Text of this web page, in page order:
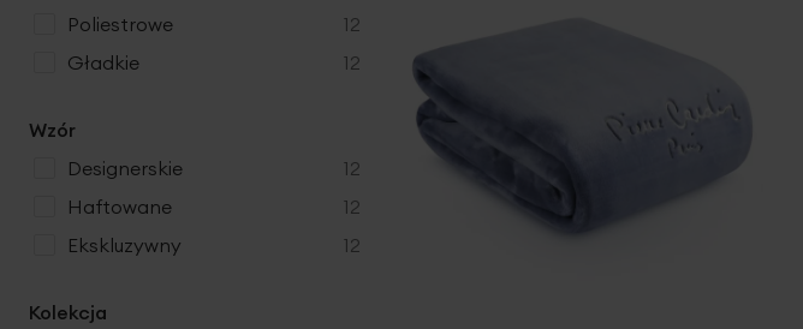
poliestrowe
12
produkty
gładkie
12
produkty
Wzór
designerskie
12
produkty
haftowane
12
produkty
ekskluzywny
12
produkty
Kolekcja